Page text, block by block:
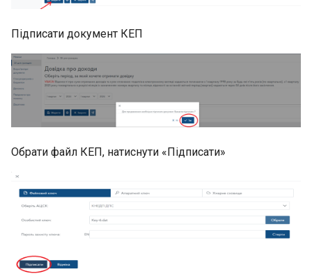
Підписати документ КЕП
Обрати файл КЕП, натиснути «Підписати»